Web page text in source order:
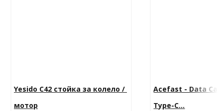
Yesido C42 стойка за колело /
мотор
Acefast - Data
Type-C...